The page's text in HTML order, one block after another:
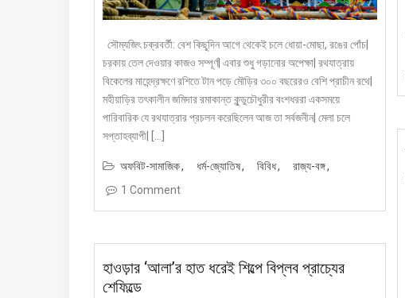
সৌম্যজিৎ চক্রবর্তী: বেশ কিছুদিন আগে থেকেই চলে ধোয়া-মোছা, রঙের পোঁচ|
চরকায় তেল দেওয়ার কাজও সম্পূর্ণ| এবার শুধু গড়ানোর অপেক্ষা| রথযাত্রায়
বিকেলের মাহেন্দ্রক্ষণে রশিতে টান পড়ে মৌড়ির ৩০০ বছরেরও বেশি প্রাচীন রথে|
মহীয়াড়ির তৎকালীন জমিদার রমাকান্ত কুন্ডুচৌধুরীর বংশধররা একসময়ে
পারিবারিক যে রথযাত্রার প্রচলন করেছিলেন আজ তা সর্বজনীন| মেলা চলে
সপ্তাহব্যাপী| […]
অফবিট-সামাজিক ধর্ম-জ্যোতিষ বিবিধ
রাজ্য-বঙ্গ
1 Comment
হাওড়ার ‘আলা’র হাত ধরেই শিল্পে বিপ্লব প্রাচ্যের
শেফিল্ডে